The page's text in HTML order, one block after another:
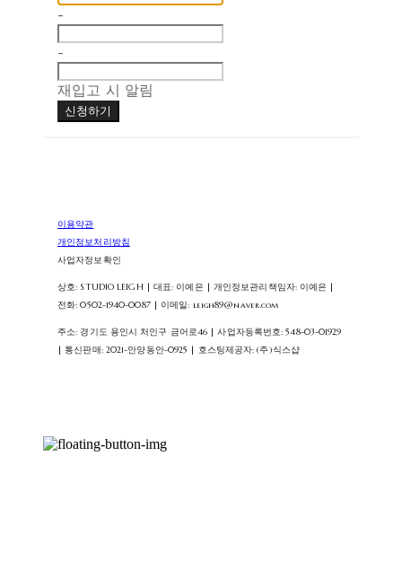
-
-
재입고 시 알림
신청하기
이용약관
개인정보처리방침
사업자정보확인
상호: STUDIO LEIGH | 대표: 이예은 | 개인정보관리책임자: 이예은 |
전화: 0502-1940-0087 | 이메일: leigh89@naver.com
주소: 경기도 용인시 처인구 금어로46 | 사업자등록번호:548-03-01929
| 통신판매: 2021-안양동안-0925 | 호스팅제공자: (주)식스샵